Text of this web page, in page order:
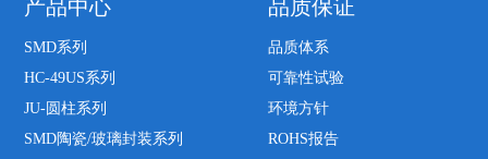
产品中心
SMD系列
HC-49US系列
JU-圆柱系列
SMD陶瓷/玻璃封装系列
品质保证
品质体系
可靠性试验
环境方针
ROHS报告